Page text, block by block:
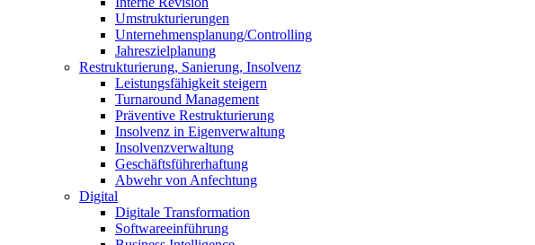
Umstrukturierungen
Unternehmensplanung/Controlling
Jahreszielplanung
Restrukturierung, Sanierung, Insolvenz
Leistungsfähigkeit steigern
Turnaround Management
Präventive Restrukturierung
Insolvenz in Eigenverwaltung
Insolvenzverwaltung
Geschäftsführerhaftung
Abwehr von Anfechtung
Digital
Digitale Transformation
Softwareeinführung